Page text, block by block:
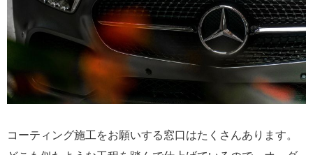
コーティング施工をお願いする窓口はたくさんあります。